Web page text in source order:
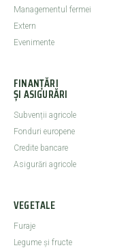
Managementul fermei
Extern
Evenimente
FINANȚĂRI
ȘI ASIGURĂRI
Subvenții agricole
Fonduri europene
Credite bancare
Asigurări agricole
VEGETALE
Furaje
Legume şi fructe